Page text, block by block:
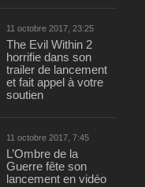
11 octobre 2017, 23:25
The Evil Within 2
horrifie dans son
trailer de lancement
et fait appel à votre
soutien
11 octobre 2017, 7:45
L’Ombre de la
Guerre fête son
lancement en vidéo